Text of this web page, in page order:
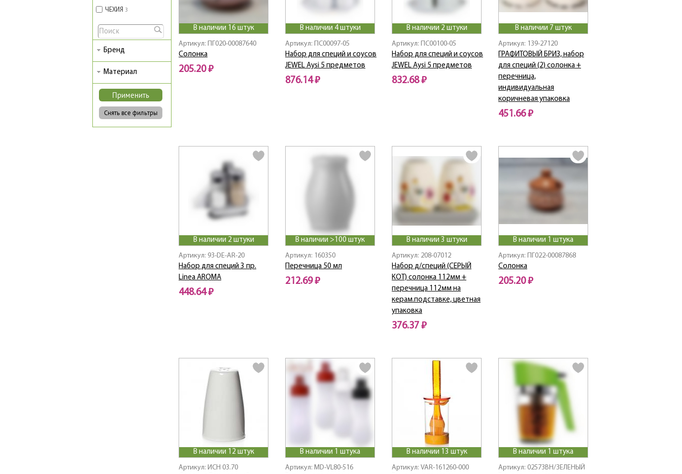
ЧЕХИЯ 3
Бренд
Материал
В наличии 16 штук
Артикул: ПГ020-00087640
Солонка
205.20 ₽
В наличии 4 штуки
Артикул: ПС00097-05
Набор для специй и соусов
JEWEL Aysi 5 предметов
876.14 ₽
В наличии 2 штуки
Артикул: ПС00100-05
Набор для специй и соусов
JEWEL Aysi 5 предметов
832.68 ₽
В наличии 7 штук
Артикул: 139-27120
ГРАФИТОВЫЙ БРИЗ, набор
для специй (2) солонка +
перечница,
индивидуальная
коричневая упаковка
451.66 ₽
В наличии 2 штуки
Артикул: 93-DE-AR-20
Набор для специй 3 пр.
Linea AROMA
448.64 ₽
В наличии >100 штук
Артикул: 160350
Перечница 50 мл
212.69 ₽
В наличии 3 штуки
Артикул: 208-07012
Набор д/специй (СЕРЫЙ
КОТ) солонка 112мм +
перечница 112мм на
керам.подставке, цветная
упаковка
376.37 ₽
В наличии 1 штука
Артикул: ПГ022-00087868
Солонка
205.20 ₽
В наличии 12 штук
Артикул: ИСН 03.70
В наличии 1 штука
Артикул: MD-VL80-516
В наличии 13 штук
Артикул: VAR-161260-000
В наличии 1 штука
Артикул: 02573ВН/ЗЕЛЕНЫЙ